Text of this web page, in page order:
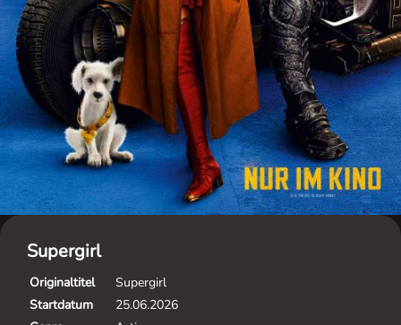
Supergirl
Originaltitel
Supergirl
Startdatum
25.06.2026